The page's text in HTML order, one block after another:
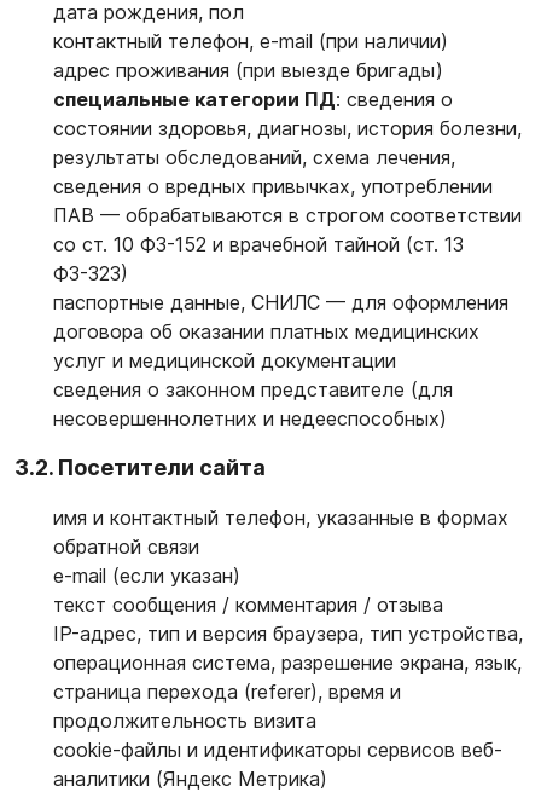
дата рождения, пол
контактный телефон, e-mail (при наличии)
адрес проживания (при выезде бригады)
специальные категории ПД: сведения о
состоянии здоровья, диагнозы, история болезни,
результаты обследований, схема лечения,
сведения о вредных привычках, употреблении
ПАВ — обрабатываются в строгом соответствии
со ст. 10 ФЗ-152 и врачебной тайной (ст. 13
ФЗ-323)
паспортные данные, СНИЛС — для оформления
договора об оказании платных медицинских
услуг и медицинской документации
сведения о законном представителе (для
несовершеннолетних и недееспособных)
3.2. Посетители сайта
имя и контактный телефон, указанные в формах
обратной связи
e-mail (если указан)
текст сообщения / комментария / отзыва
IP-адрес, тип и версия браузера, тип устройства,
операционная система, разрешение экрана, язык,
страница перехода (referer), время и
продолжительность визита
cookie-файлы и идентификаторы сервисов веб-
аналитики (Яндекс Метрика)